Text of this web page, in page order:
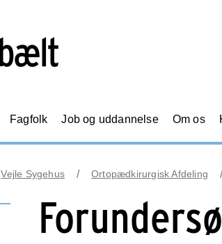
Fagfolk Job og uddannelse Om os
Vejle Sygehus Ortopædkirurgisk Afdeling